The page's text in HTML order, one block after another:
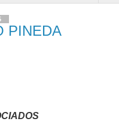
PINEDA